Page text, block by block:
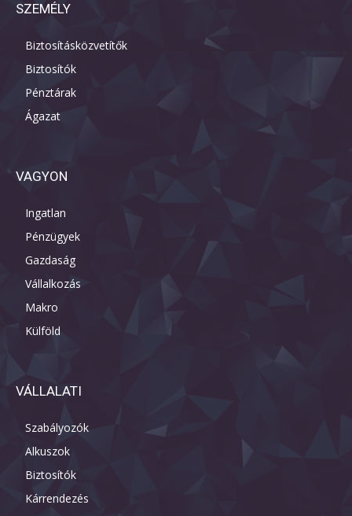
SZEMÉLY
Biztosításközvetítők
Biztosítók
Pénztárak
Ágazat
VAGYON
Ingatlan
Pénzügyek
Gazdaság
Vállalkozás
Makro
Külföld
VÁLLALATI
Szabályozók
Alkuszok
Biztosítók
Kárrendezés